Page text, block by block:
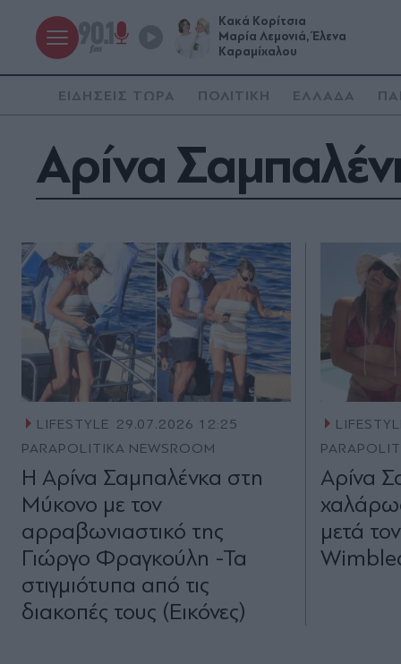
Κακά Κορίτσια
Μαρία Λεμονιά, Έλενα
Καραμίχαλου
ΕΙΔΗΣΕΙΣ ΤΩΡΑ ΠΟΛΙΤΙΚΗ ΕΛΛΑΔΑ
Αρίνα
LIFESTYLE 29.07.2026 12:25
PARAPOLITIKA NEWSROOM
Η Αρίνα Σαμπαλένκα στη
Μύκονο με τον
αρραβωνιαστικό της
Γιώργο Φραγκούλη -Τα
στιγμιότυπα από τις
διακοπές τους (Εικόνες)
Αρίνα
μετά